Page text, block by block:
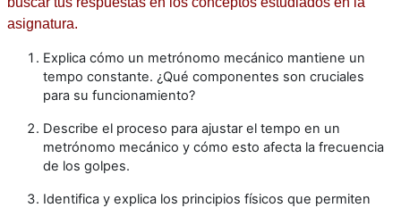
asignatura.
Explica cómo un metrónomo mecánico mantiene un
tempo constante. ¿Qué componentes son cruciales
para su funcionamiento?
Describe el proceso para ajustar el tempo en un
metrónomo mecánico y cómo esto afecta la frecuencia
de los golpes.
Identifica y explica los principios físicos que permiten